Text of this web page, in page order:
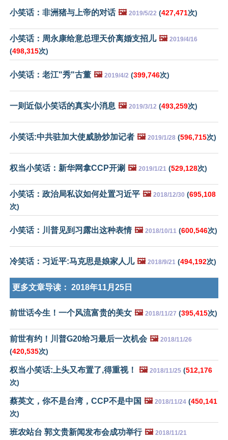
小笑话：非洲猪与上帝的对话 🖼️ 2019/5/22 (427,471次)
小笑话：周永康给意总理天价离婚支招儿 🖼️ 2019/4/16
(498,315次)
小笑话：老江"秀"古董 🖼️ 2019/4/2 (399,746次)
一则近似小笑话的真实小消息 🖼️ 2019/3/12 (493,259次)
小笑话:中共驻加大使威胁炒加记者 🖼️ 2019/1/28 (596,715次)
权当小笑话：新华网拿CCP开涮 🖼️ 2019/1/21 (529,128次)
小笑话：政治局私议如何处置习近平 🖼️ 2018/12/30 (695,108
次)
小笑话：川普见到习露出这种表情 🖼️ 2018/10/11 (600,546次)
冷笑话：习近平:马克思是娘家人儿 🖼️ 2018/9/21 (494,192次)
更多文章导读： 2018年11月25日
前世话今生！一个风流富贵的美女 🖼️ 2018/11/27 (395,415次)
前世有约！川普G20给习最后一次机会 🖼️ 2018/11/26
(420,535次)
权当小笑话:上头又布置了,得重视！ 🖼️ 2018/11/25 (512,176
次)
蔡英文，你不是台湾，CCP不是中国 🖼️ 2018/11/24 (450,141
次)
班农站台 郭文贵新闻发布会成功举行 🖼️ 2018/11/21